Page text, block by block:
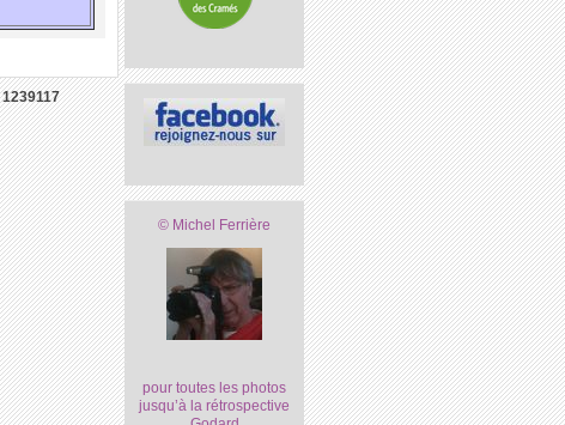
© Michel Ferrière
pour toutes les photos
jusqu’à la rétrospective
1239117